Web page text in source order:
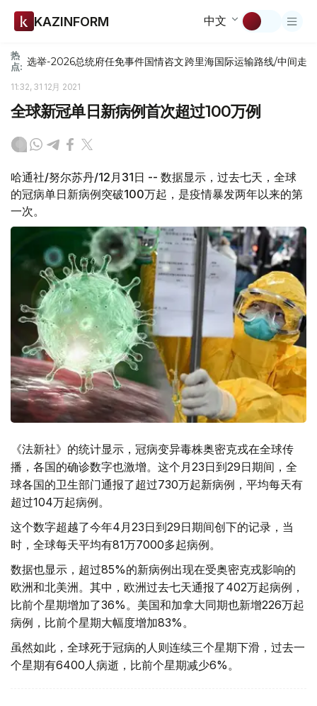
KAZINFORM 中文
热
点: 选举-2026总统府任免事件国情咨文跨里海国际运输路线/中间走廊
11:32, 31 12月 2021
全球新冠单日新病例首次超过100万例
哈通社/努尔苏丹/12月31日 -- 数据显示，过去七天，全球
的冠病单日新病例突破100万起，是疫情暴发两年以来的第
一次。
《法新社》的统计显示，冠病变异毒株奥密克戎在全球传
播，各国的确诊数字也激增。这个月23日到29日期间，全
球各国的卫生部门通报了超过730万起新病例，平均每天有
超过104万起病例。
这个数字超越了今年4月23日到29日期间创下的记录，当
时，全球每天平均有81万7000多起病例。
数据也显示，超过85%的新病例出现在受奥密克戎影响的
欧洲和北美洲。其中，欧洲过去七天通报了402万起病例，
比前个星期增加了36%。美国和加拿大同期也新增226万起
病例，比前个星期大幅度增加83%。
虽然如此，全球死于冠病的人则连续三个星期下滑，过去一
个星期有6400人病逝，比前个星期减少6%。